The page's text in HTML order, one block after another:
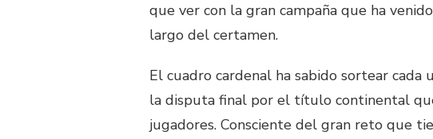
que ver con la gran campaña que ha
largo del certamen.
El cuadro cardenal ha sabido sortear
la disputa final por el título continental
jugadores. Consciente del gran reto que